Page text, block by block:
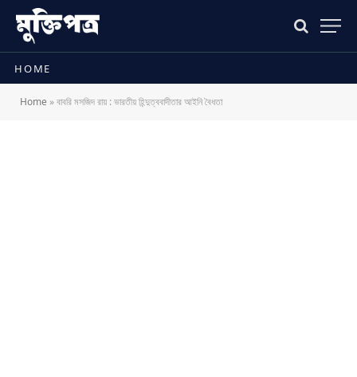
HOME
Home »বাবরি মসজিদ রায় : ভারতীয় হিন্দুত্ববাদীতার আইনি বৈধতা